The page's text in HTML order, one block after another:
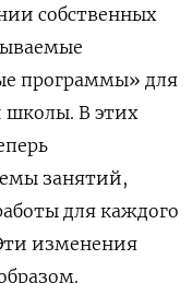
собственных
программы» для
школы. В этих
занятий,
для каждого
изменения